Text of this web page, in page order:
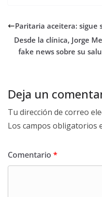
Paritaria aceitera: sigue
Desde la clínica, Jorge
fake news sobre su
Deja un
Tu dirección de correo
Los campos obligatorios
Comentario *